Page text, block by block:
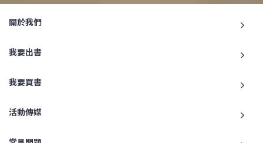
關於我們
我要出書
我要買書
活動傳媒